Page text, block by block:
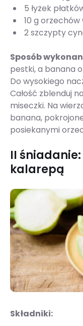
5 łyżek
10 g orzechów
2 szczypty
Sposób
pestki, a banana
Do wysokiego
Całość zblenduj
miseczki. Na
banana,
posiekanymi
II śniadanie:
kalarepą
Składniki: